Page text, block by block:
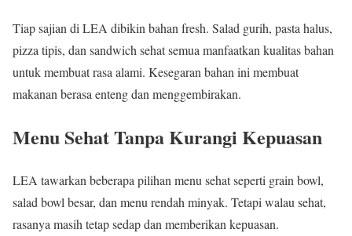
Tiap sajian di LEA dibikin bahan fresh. Salad gurih, pasta halus,
pizza tipis, dan sandwich sehat semua manfaatkan kualitas bahan
untuk membuat rasa alami. Kesegaran bahan ini membuat
makanan berasa enteng dan menggembirakan.
Menu Sehat Tanpa Kurangi Kepuasan
LEA tawarkan beberapa pilihan menu sehat seperti grain bowl,
salad bowl besar, dan menu rendah minyak. Tetapi walau sehat,
rasanya masih tetap sedap dan memberikan kepuasan.